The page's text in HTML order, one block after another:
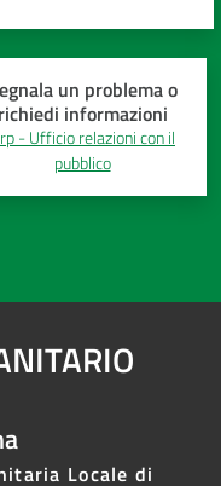
un problema o
richiedi informazioni
- Ufficio relazioni con il
pubblico
Locale di